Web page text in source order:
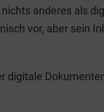
anderes als
vor, aber sein
digitale